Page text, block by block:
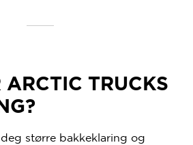
ARCTIC TRUCKS
større bakkeklaring og